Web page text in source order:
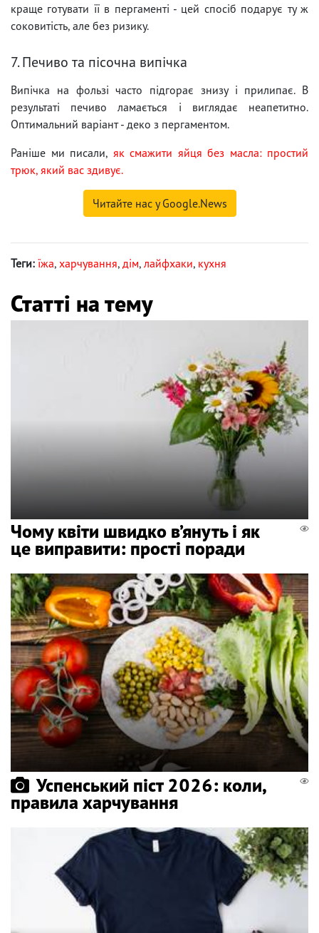
краще готувати її в пергаменті - цей спосіб подарує ту ж
соковитість, але без ризику.
7. Печиво та пісочна випічка
Випічка на фользі часто підгорає знизу і прилипає. В
результаті печиво ламається і виглядає неапетитно.
Оптимальний варіант - деко з пергаментом.
Раніше ми писали, як смажити яйця без масла: простий
трюк, який вас здивує.
Читайте нас у Google.News
Теги: їжа, харчування, дім, лайфхаки, кухня
Статті на тему
Чому квіти швидко в’януть і як
це виправити: прості поради
Успенський піст 2026: коли,
правила харчування